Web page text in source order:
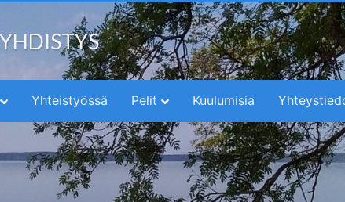
Yhteistyössä Pelit Kuulumisia